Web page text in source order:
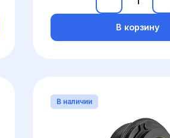
В корзину
В наличии